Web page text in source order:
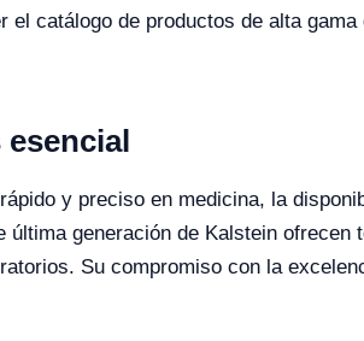
catálogo de productos de alta
y preciso en medicina, la
generación de Kalstein
Su compromiso con la